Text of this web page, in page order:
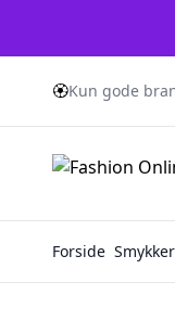
🏵️Kun gode
Forside Smykker